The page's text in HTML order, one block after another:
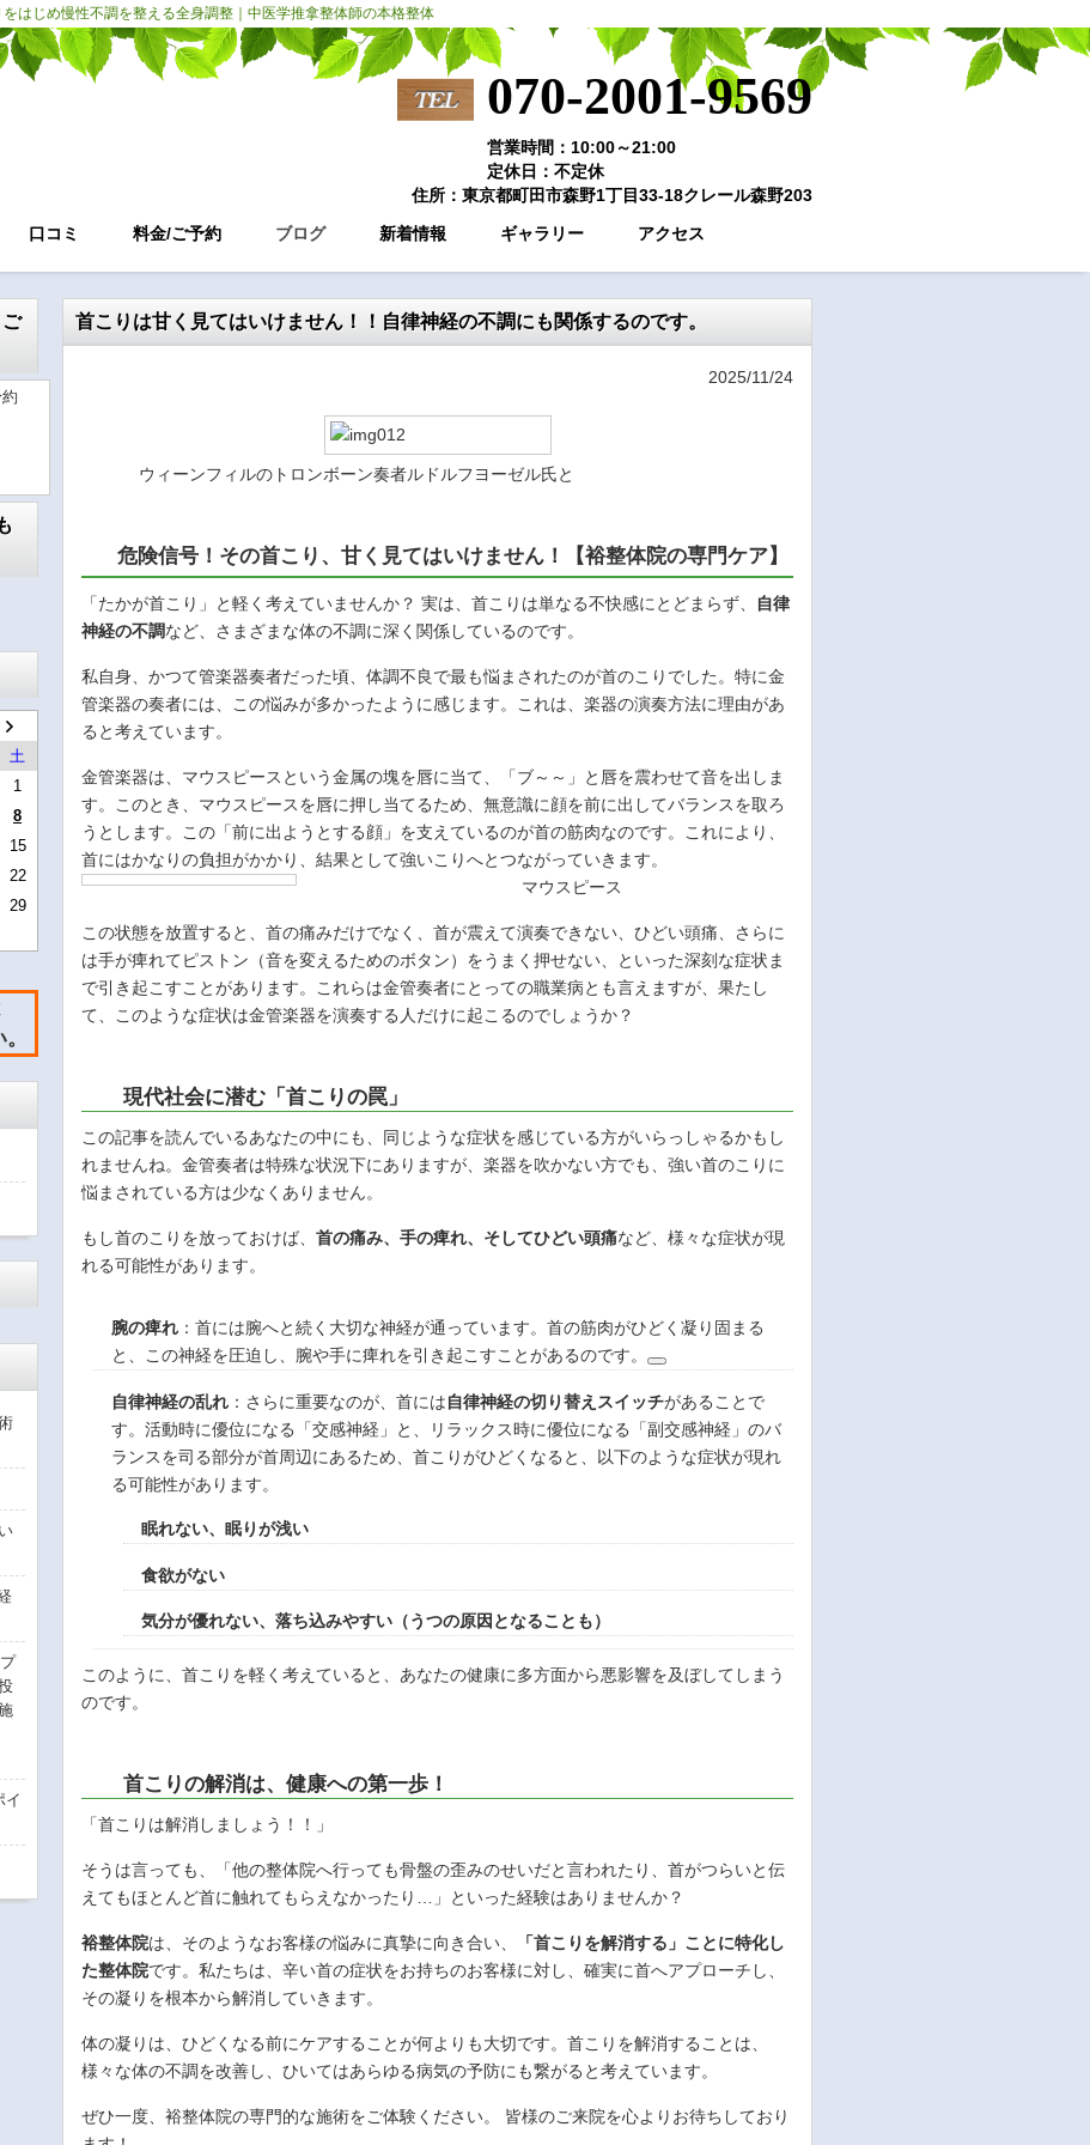
はじめ慢性不調を整える全身調整｜中医学推拿整体師の本格整体
070-2001-9569
営業時間：10:00～21:00
定休日：不定休
住所：東京都町田市森野1丁目33-18クレール森野203
口コミ 料金/ご予約 ブログ 新着情報 ギャラリー アクセス
首こりは甘く見てはいけません！！自律神経の不調にも関係するのです。
2025/11/24
ウィーンフィルのトロンボーン奏者ルドルフヨーゼル氏と
危険信号！その首こり、甘く見てはいけません！【裕整体院の専門ケア】
「たかが首こり」と軽く考えていませんか？ 実は、首こりは単なる不快感にとどまらず、
自律
神経の不調など、さまざまな体の不調に深く関係しているのです。
私自身、かつて管楽器奏者だった頃、体調不良で最も悩まされたのが首のこりでした。特に金
管楽器の奏者には、この悩みが多かったように感じます。これは、楽器の演奏方法に理由があ
ると考えています。
金管楽器は、マウスピースという金属の塊を唇に当て、「ブ～～」と唇を震わせて音を出しま
す。このとき、マウスピースを唇に押し当てるため、無意識に顔を前に出してバランスを取ろ
うとします。この「前に出ようとする顔」を支えているのが首の筋肉なのです。これにより、
首にはかなりの負担がかかり、結果として強いこりへとつながっていきます。
マウスピース
この状態を放置すると、首の痛みだけでなく、首が震えて演奏できない、ひどい頭痛、さらに
は手が痺れてピストン（音を変えるためのボタン）をうまく押せない、といった深刻な症状ま
で引き起こすことがあります。これらは金管奏者にとっての職業病とも言えますが、果たし
て、このような症状は金管楽器を演奏する人だけに起こるのでしょうか？
現代社会に潜む「首こりの罠」
この記事を読んでいるあなたの中にも、同じような症状を感じている方がいらっしゃるかもし
れませんね。金管奏者は特殊な状況下にありますが、楽器を吹かない方でも、強い首のこりに
悩まされている方は少なくありません。
もし首のこりを放っておけば、 首の痛み、手の痺れ、そしてひどい頭痛など、様々な症状が現
れる可能性があります。
腕の痺れ ：首には腕へと続く大切な神経が通っています。 首の筋肉がひどく凝り固まる
と、この神経を圧迫し、腕や手に痺れを引き起こすことがあるのです。
自律神経の乱れ ：さらに重要なのが、首には自律神経の切り替えスイッチがあることで
す。活動時に優位になる「交感神経」と、リラックス時に優位になる「副交感神経」のバ
ランスを司る部分が首周辺にあるため、首こりがひどくなると、以下のような症状が現れ
る可能性があります。
眠れない、眠りが浅い
食欲がない
気分が優れない、落ち込みやすい（うつの原因となることも）
このように、首こりを軽く考えていると、あなたの健康に多方面から悪影響を及ぼしてしまう
のです。
首こりの解消は、健康への第一歩！
「首こりは解消しましょう！！」
そうは言っても、「他の整体院へ行っても骨盤の歪みのせいだと言われたり、首がつらいと伝
えてもほとんど首に触れてもらえなかったり…」といった経験はありませんか？
裕整体院は、そのようなお客様の悩みに真摯に向き合い、
「首こりを解消する」ことに特化し
た整体院です。私たちは、辛い首の症状をお持ちのお客様に対し、確実に首へアプローチし、
その凝りを根本から解消していきます。
体の凝りは、ひどくなる前にケアすることが何よりも大切です。首こりを解消することは、
様々な体の不調を改善し、ひいてはあらゆる病気の予防にも繋がると考えています。
ぜひ一度、裕整体院の専門的な施術をご体験ください。 皆様のご来院を心よりお待ちしており
土
1
8
15
22
29
イ